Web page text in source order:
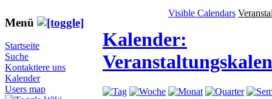
Menü
Startseite
Suche
Kontaktiere uns
Kalender
Users map
Visible Calendars
Kalender: